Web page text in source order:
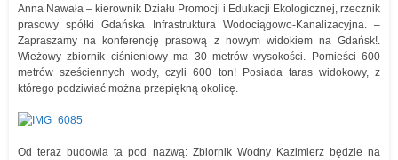
Anna Nawała – kierownik Działu Promocji i Edukacji Ekologicznej, rzecznik
prasowy spółki Gdańska Infrastruktura Wodociągowo-Kanalizacyjna. –
Zapraszamy na konferencję prasową z nowym widokiem na Gdańsk!.
Wieżowy zbiornik ciśnieniowy ma 30 metrów wysokości. Pomieści 600
metrów sześciennych wody, czyli 600 ton! Posiada taras widokowy, z
którego podziwiać można przepiękną okolicę.
Od teraz budowla ta pod nazwą: Zbiornik Wodny Kazimierz będzie na